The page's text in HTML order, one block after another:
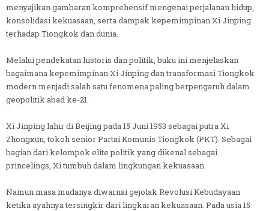
menyajikan gambaran komprehensif mengenai perjalanan hidup,
konsolidasi kekuasaan, serta dampak kepemimpinan Xi Jinping
terhadap Tiongkok dan dunia.
Melalui pendekatan historis dan politik, buku ini menjelaskan
bagaimana kepemimpinan Xi Jinping dan transformasi Tiongkok
modern menjadi salah satu fenomena paling berpengaruh dalam
geopolitik abad ke-21.
Xi Jinping lahir di Beijing pada 15 Juni 1953 sebagai putra Xi
Zhongxun, tokoh senior Partai Komunis Tiongkok (PKT). Sebagai
bagian dari kelompok elite politik yang dikenal sebagai
princelings, Xi tumbuh dalam lingkungan kekuasaan.
Namun masa mudanya diwarnai gejolak Revolusi Kebudayaan
ketika ayahnya tersingkir dari lingkaran kekuasaan. Pada usia 15